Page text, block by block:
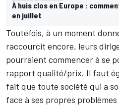
À huis clos en Europe :
en juillet
Toutefois, à un moment
raccourcit encore, leurs
pourraient commencer à se
rapport qualité/prix. Il faut
fait que toute société qui a
face à ses propres